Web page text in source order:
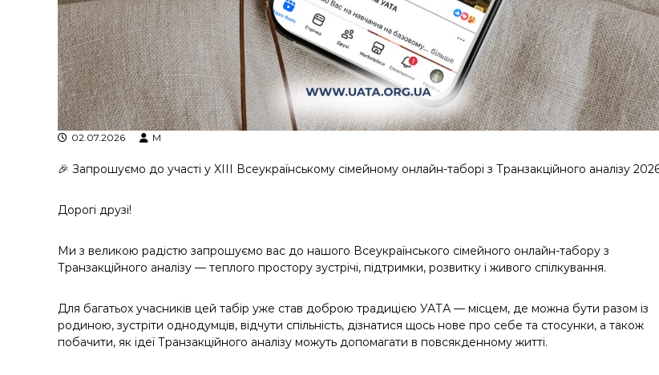
02.07.2026 M
🎉 Запрошуємо до участі у XIII Всеукраїнському сімейному онлайн-таборі з Транзакційного аналізу
Дорогі друзі!
Ми з великою радістю запрошуємо вас до нашого Всеукраїнського сімейного онлайн-табору з
Транзакційного аналізу — теплого простору зустрічі, підтримки, розвитку і живого спілкування.
Для багатьох учасників цей табір уже став доброю традицією УАТА — місцем, де можна бути разом із
родиною, зустріти однодумців, відчути спільність, дізнатися щось нове про себе та стосунки, а також
побачити, як ідеї Транзакційного аналізу можуть допомагати в повсякденному житті.